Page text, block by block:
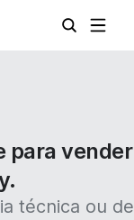
para vender
técnica ou de